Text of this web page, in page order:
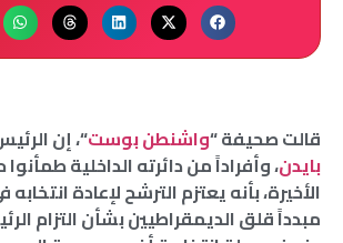
قالت صحيفة “واشنطن بوست“، إن
بايدن، وأفراداً من دائرته الداخلية